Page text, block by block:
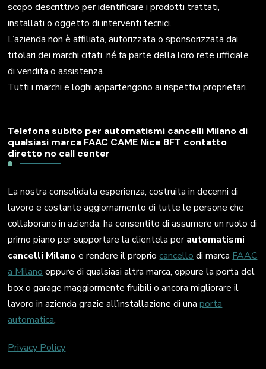
scopo descrittivo per identificare i prodotti trattati,
installati o oggetto di interventi tecnici.
L’azienda non è affiliata, autorizzata o sponsorizzata dai
titolari dei marchi citati, né fa parte della loro rete ufficiale
di vendita o assistenza.
Tutti i marchi e loghi appartengono ai rispettivi proprietari.
Telefona subito per automatismi cancelli Milano di
qualsiasi marca FAAC CAME Nice BFT contatto
diretto no call center
La nostra consolidata esperienza, costruita in decenni di
lavoro e costante aggiornamento di tutte le persone che
collaborano in azienda, ha consentito di assumere un ruolo di
primo piano per supportare la clientela perautomatismi
cancelli Milano e rendere il propriocancello di marca FAAC
a Milano oppure di qualsiasi altra marca, oppure la porta del
box o garage maggiormente fruibili o ancora migliorare il
lavoro in azienda grazie all’installazione di unaporta
automatica.
Privacy Policy